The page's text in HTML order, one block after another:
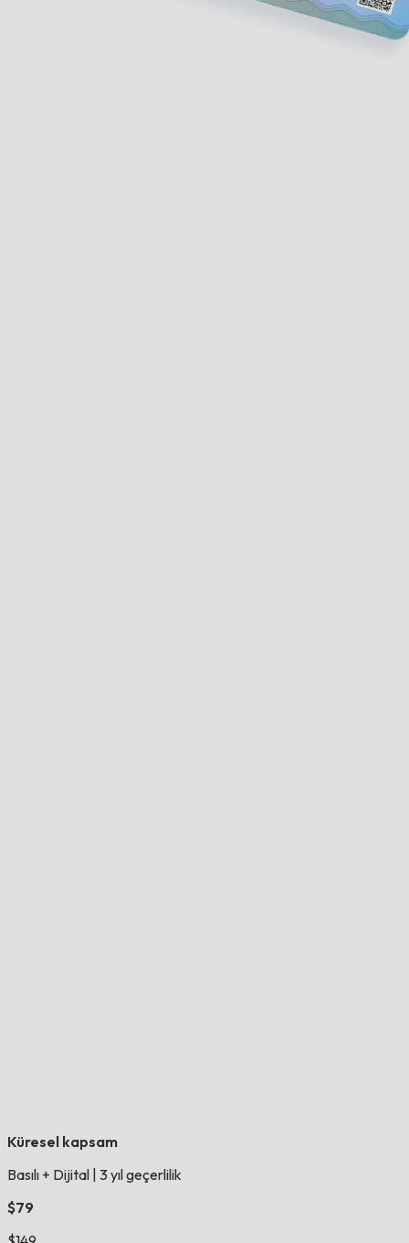
Küresel kapsam
Basılı + Dijital 3 yıl geçerlilik
$79